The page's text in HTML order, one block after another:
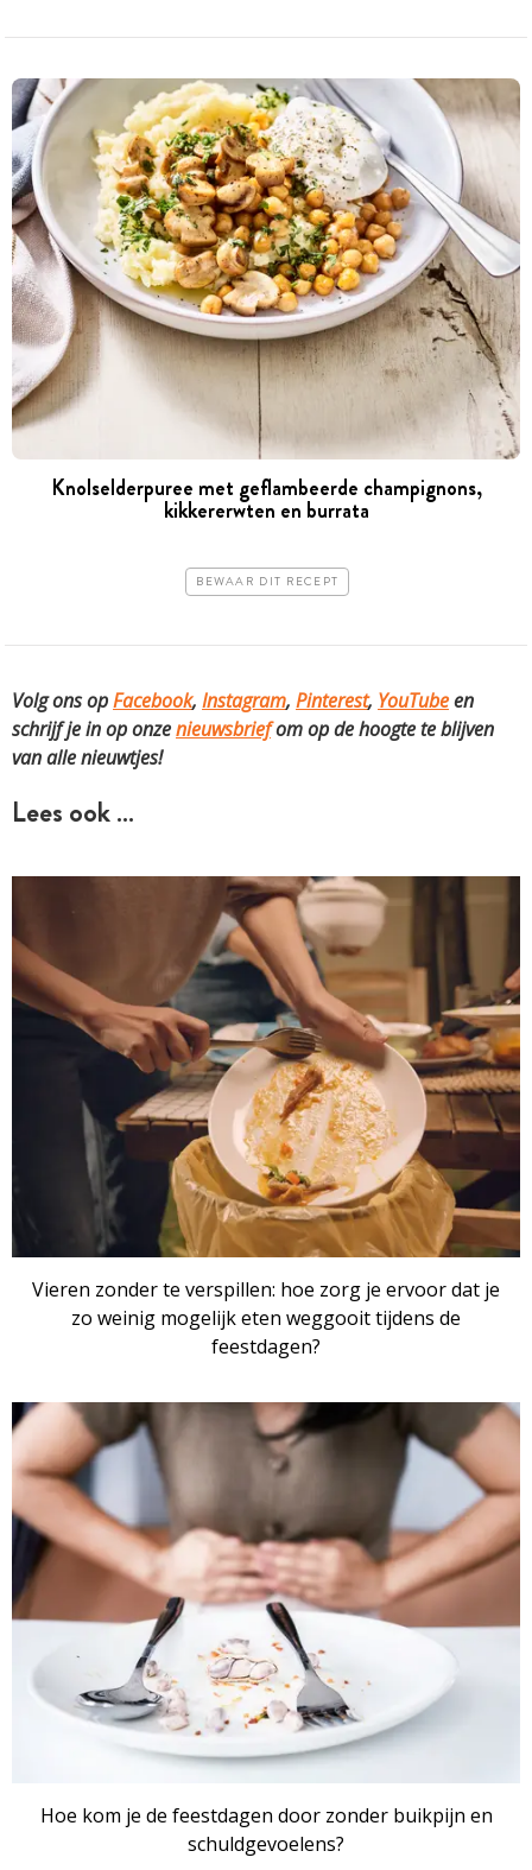
Knolselderpuree met geflambeerde champignons,
kikkererwten en burrata
BEWAAR DIT RECEPT
Volg ons opFacebook, Instagram, Pinterest, YouTubeen
schrijf je in op onzenieuwsbriefom op de hoogte te blijven
van alle nieuwtjes!
Lees ook …
Vieren zonder te verspillen: hoe zorg je ervoor dat je
zo weinig mogelijk eten weggooit tijdens de
feestdagen?
Hoe kom je de feestdagen door zonder buikpijn en
schuldgevoelens?